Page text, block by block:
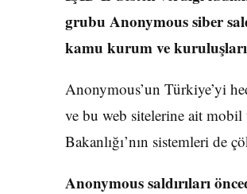
grubu Anonymous siber
kamu kurum ve kuruluşları
Anonymous’un Türkiye’yi
ve bu web sitelerine ait
Bakanlığı’nın sistemleri de
Anonymous saldırıları